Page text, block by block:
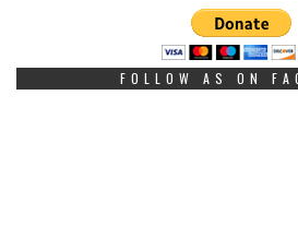
FOLLOW AS ON